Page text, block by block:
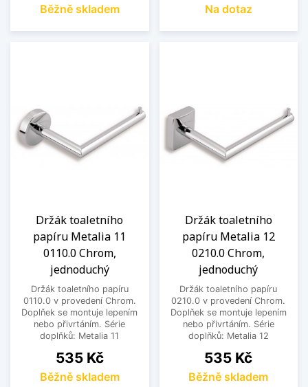
Běžně skladem Na dotaz
Držák toaletního
papíru Metalia 11
0110.0 Chrom,
jednoduchý
Držák toaletního papíru
0110.0 v provedení Chrom.
Doplňek se montuje lepením
nebo přivrtáním. Série
doplňků: Metalia 11
Cena
535 Kč
Běžně skladem
Držák toaletního
papíru Metalia 12
0210.0 Chrom,
jednoduchý
Držák toaletního papíru
0210.0 v provedení Chrom.
Doplňek se montuje lepením
nebo přivrtáním. Série
doplňků: Metalia 12
Cena
535 Kč
Běžně skladem